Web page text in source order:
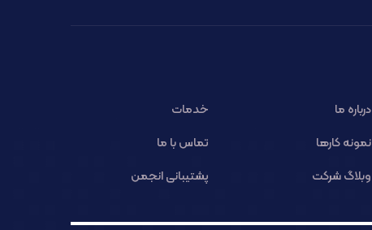
درباره ما
خدمات
نمونه کارها
تماس با ما
وبلاگ شرکت پشتیبانی انجمن